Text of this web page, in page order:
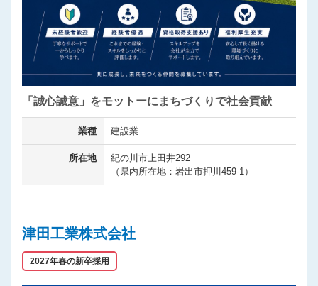
「誠心誠意」をモットーにまちづくりで社会貢献
業種 建設業
所在地
紀の川市上田井292
（県内所在地：岩出市押川459-1）
津田工業株式会社
2027年春の新卒採用